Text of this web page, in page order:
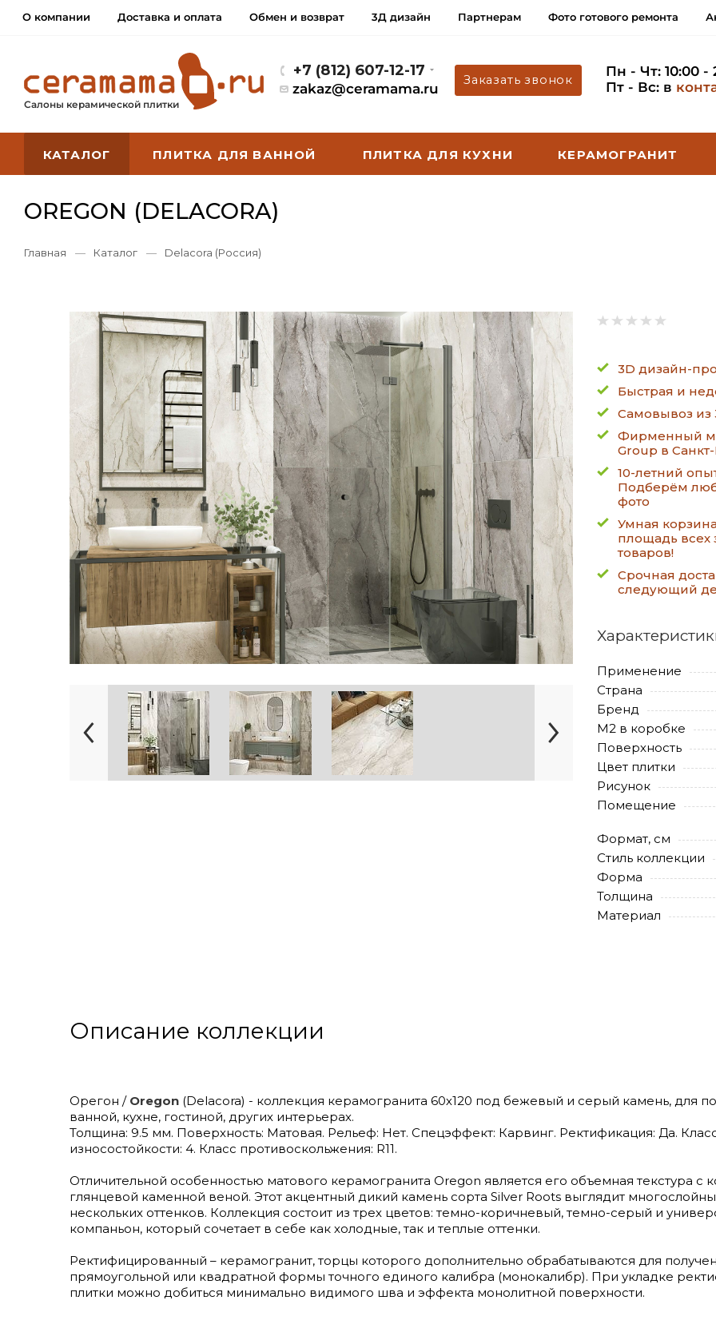
О компании Доставка и оплата Обмен и возврат 3Д дизайн Партнерам Фото готового ремонта
Салоны керамической плитки
+7 (812) 607-12-17
zakaz@ceramama.ru
Заказать звонок
Пн - Чт: 10:00 -
Пт - Вс: в
КАТАЛОГ ПЛИТКА ДЛЯ ВАННОЙ ПЛИТКА ДЛЯ КУХНИ КЕРАМОГРАНИТ
OREGON (DELACORA)
Главная — Каталог — Delacora (Россия)
3D дизайн-
Быстрая и
Самовывоз из
Фирменный
Group в
10-летний
Подберём
фото
Умная
площадь всех
товаров!
Срочная
следующий
Применение
Страна
Бренд
М2 в коробке
Поверхность
Цвет плитки
Рисунок
Помещение
Формат, см
Стиль коллекции
Форма
Толщина
Материал
Описание коллекции
Орегон / Oregon (Delacora) - коллекция керамогранита 60х120 под бежевый и серый камень, для
ванной, кухне, гостиной, других интерьерах.
Толщина: 9.5 мм. Поверхность: Матовая. Рельеф: Нет. Спецэффект: Карвинг. Ректификация: Да.
износостойкости: 4. Класс противоскольжения: R11.
Отличительной особенностью матового керамогранита Oregon является его объемная текстура с
глянцевой каменной веной. Этот акцентный дикий камень сорта Silver Roots выглядит
нескольких оттенков. Коллекция состоит из трех цветов: темно-коричневый, темно-серый и
компаньон, который сочетает в себе как холодные, так и теплые оттенки.
Ректифицированный – керамогранит, торцы которого дополнительно обрабатываются для
прямоугольной или квадратной формы точного единого калибра (монокалибр). При укладке
плитки можно добиться минимально видимого шва и эффекта монолитной поверхности.